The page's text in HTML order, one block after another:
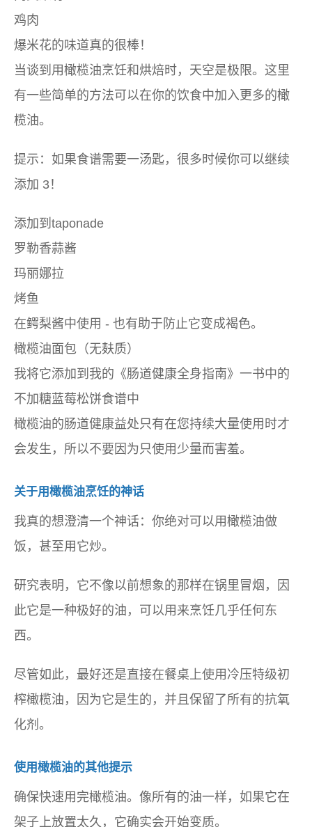
鸡肉
爆米花的味道真的很棒！
当谈到用橄榄油烹饪和烘焙时，天空是极限。这里
有一些简单的方法可以在你的饮食中加入更多的橄
榄油。
提示：如果食谱需要一汤匙，很多时候你可以继续
添加 3！
添加到taponade
罗勒香蒜酱
玛丽娜拉
烤鱼
在鳄梨酱中使用 - 也有助于防止它变成褐色。
橄榄油面包（无麸质）
我将它添加到我的《肠道健康全身指南》一书中的
不加糖蓝莓松饼食谱中
橄榄油的肠道健康益处只有在您持续大量使用时才
会发生，所以不要因为只使用少量而害羞。
关于用橄榄油烹饪的神话
我真的想澄清一个神话：你绝对可以用橄榄油做
饭，甚至用它炒。
研究表明，它不像以前想象的那样在锅里冒烟，因
此它是一种极好的油，可以用来烹饪几乎任何东
西。
尽管如此，最好还是直接在餐桌上使用冷压特级初
榨橄榄油，因为它是生的，并且保留了所有的抗氧
化剂。
使用橄榄油的其他提示
确保快速用完橄榄油。像所有的油一样，如果它在
架子上放置太久，它确实会开始变质。